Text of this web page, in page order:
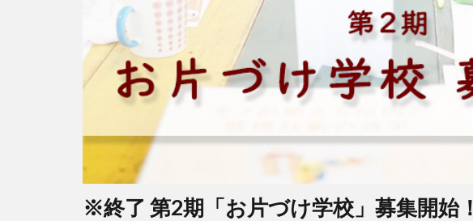
※終了 第2期「お片づけ学校」募集開始！